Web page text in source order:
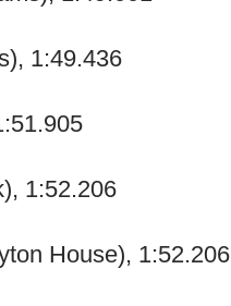
1:49.436
1:52.206
House), 1:52.206